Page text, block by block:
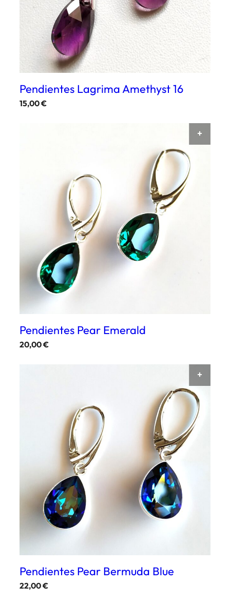
Pendientes Lagrima Amethyst 16
15,00€
Pendientes Pear Emerald
20,00€
Pendientes Pear Bermuda Blue
22,00€